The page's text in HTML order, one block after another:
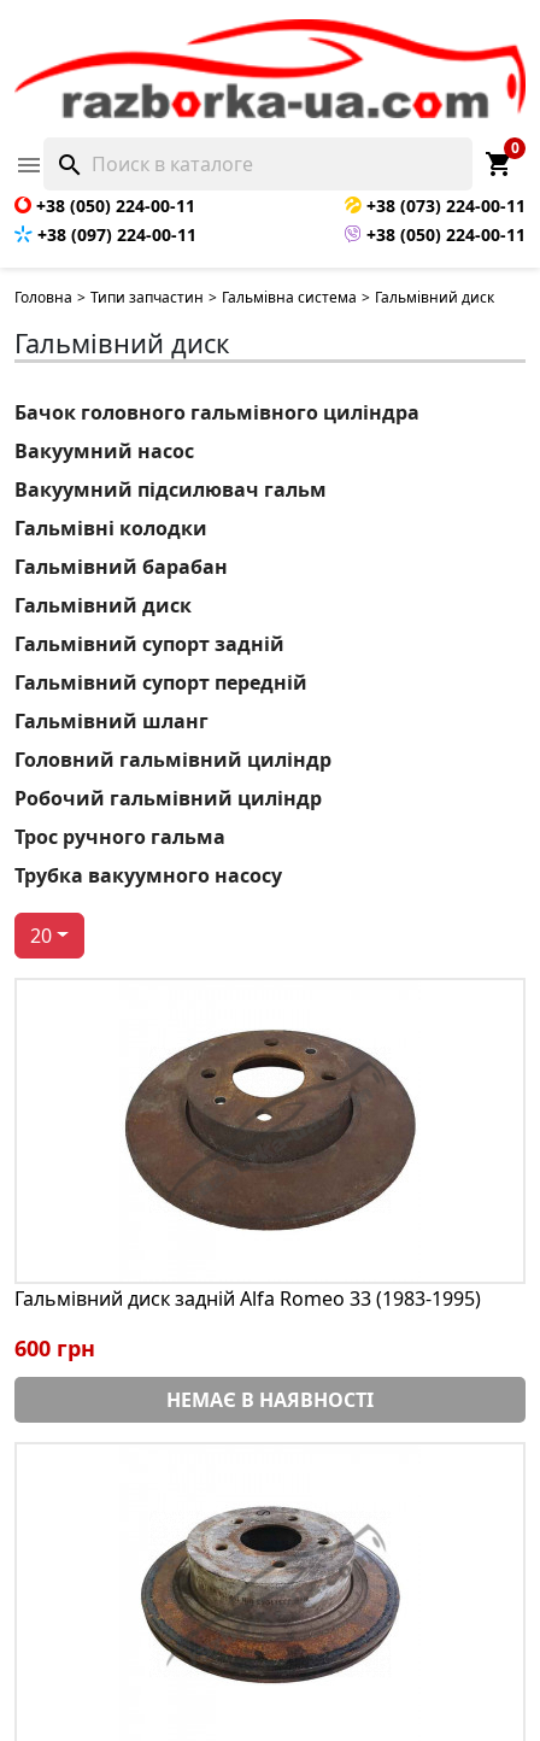
 search shopping_cart
0
+38 (050) 224-00-11
+38 (073) 224-00-11
+38 (097) 224-00-11
+38 (050) 224-00-11
Головна > Типи запчастин > Гальмівна система > Гальмівний диск
Гальмівний диск
Бачок головного гальмівного циліндра
Вакуумний насос
Вакуумний підсилювач гальм
Гальмівні колодки
Гальмівний барабан
Гальмівний диск
Гальмівний супорт задній
Гальмівний супорт передній
Гальмівний шланг
Головний гальмівний циліндр
Робочий гальмівний циліндр
Трос ручного гальма
Трубка вакуумного насосу
20
Гальмівний диск задній Alfa Romeo 33 (1983-1995)
600 грн
НЕМАЄ В НАЯВНОСТІ